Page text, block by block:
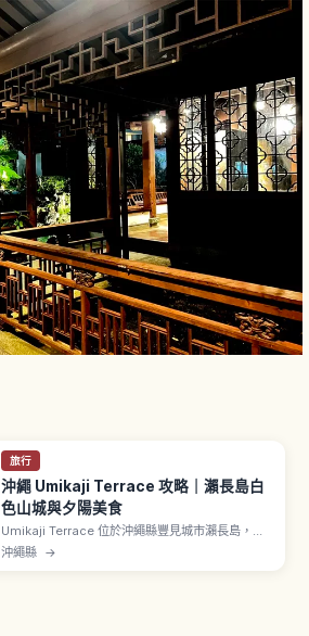
旅行
沖繩 Umikaji Terrace 攻略｜瀨長島白
色山城與夕陽美食
Umikaji Terrace 位於沖繩縣豐見城市瀨長島，從
那霸機場開車約15分鐘。純白建物沿坡面面向大海
沖繩縣 →